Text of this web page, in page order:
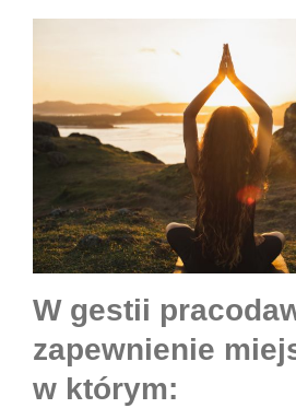
W gestii
zapewnienie
w którym: